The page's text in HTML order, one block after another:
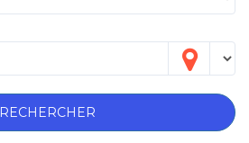
RECHERCHER